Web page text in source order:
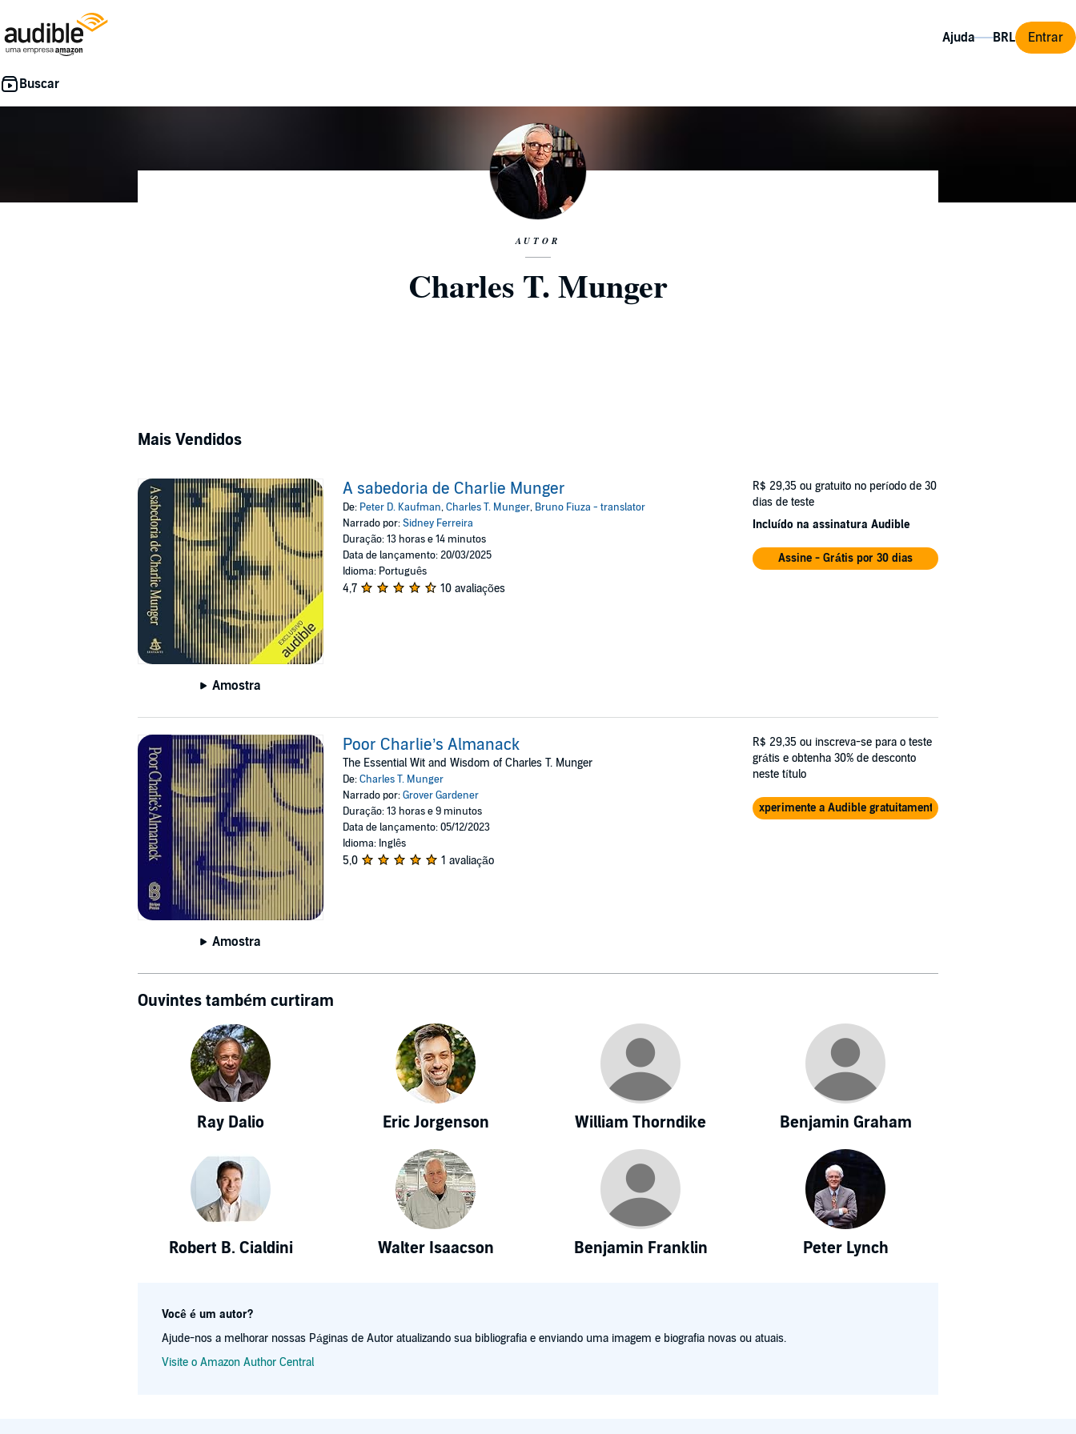
Ajuda Entrar
AUTOR
Charles T. Munger
Mais Vendidos
Amostra
A sabedoria de Charlie Munger
De: Peter D. Kaufman,Charles T. Munger, Bruno Fiuza - translator
Narrado por:Sidney Ferreira
Duração: 13 horas e 14 minutos
Data de lançamento: 20/03/2025
Idioma: Português
4,7 10 avaliações
R$ 29,35 ou gratuito no período de 30
dias de teste
Incluído na assinatura Audible
Assine - Grátis por 30 dias
Amostra
Poor Charlie’s Almanack
The Essential Wit and Wisdom of Charles T. Munger
De:Charles T. Munger
Narrado por:Grover Gardener
Duração: 13 horas e 9 minutos
Data de lançamento: 05/12/2023
Idioma: Inglês
5,0 1 avaliação
R$ 29,35 ou inscreva-se para o teste
grátis e obtenha 30% de desconto
neste título
Experimente a Audible gratuitamente
Ouvintes também curtiram
Ray Dalio Eric Jorgenson William Thorndike Benjamin Graham
Robert B. Cialdini Walter Isaacson Benjamin Franklin Peter Lynch
Você é um autor?
Ajude-nos a melhorar nossas Páginas de Autor atualizando sua bibliografia e enviando uma imagem e biografia novas ou atuais.
Visite o Amazon Author Central